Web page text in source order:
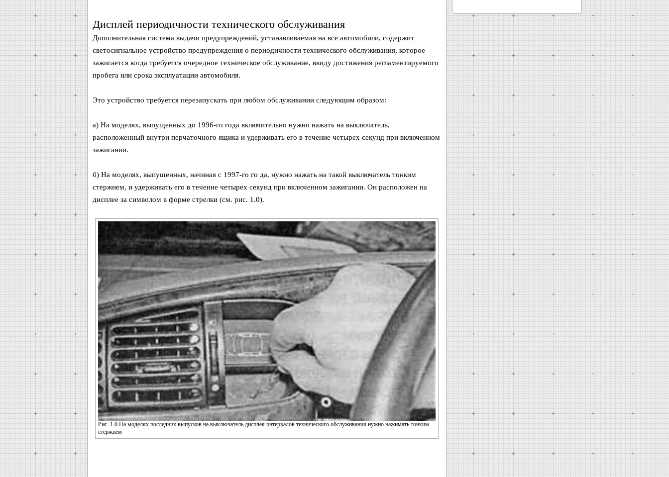
Дисплей периодичности технического обслуживания
Дополнительная система выдачи предупреждений, устанавливаемая на все автомобили, содержит
светосигнальное устройство предупреждения о периодичности технического обслуживания, которое
зажигается когда требуется очередное техническое обслуживание, ввиду достижения регламентируемого
пробега или срока эксплуатации автомобиля.
Это устройство требуется перезапускать при любом обслуживании следующим образом:
а) На моделях, выпущенных до 1996-го года включительно нужно нажать на выключатель,
расположенный внутри перчаточного ящика и удерживать его в течение четырех секунд при включенном
зажигании.
б) На моделях, выпущенных, начиная с 1997-го го да, нужно нажать на такой выключатель тонким
стержнем, и удерживать его в течение четырех секунд при включенном зажигании. Он расположен на
дисплее за символом в форме стрелки (см. рис. 1.0).
Рис. 1.0 На моделях последних выпусков на выключатель дисплея интервалов технического обслуживания нужно нажимать тонким
стержнем